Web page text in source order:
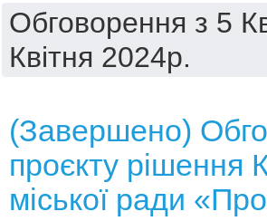
Обговорення з 5
Квітня 2024р.
(Завершено)
проєкту рішення
міської ради «Про